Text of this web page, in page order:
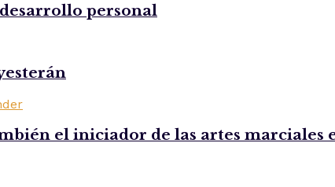
personal
el iniciador de las artes marciales